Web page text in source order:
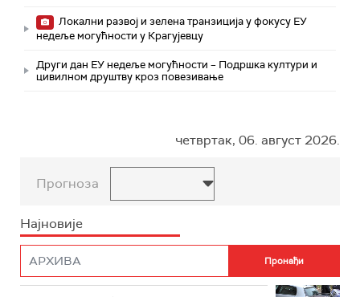
Локални развој и зелена транзиција у фокусу ЕУ
недеље могућности у Крагујевцу
Други дан ЕУ недеље могућности – Подршка култури и
цивилном друштву кроз повезивање
четвртак, 06. август 2026.
Прогноза
Најновије